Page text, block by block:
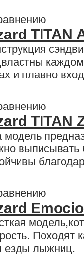
TITAN
и плавно
TITAN
модель
выписывать
Походят
езды лыжниц.